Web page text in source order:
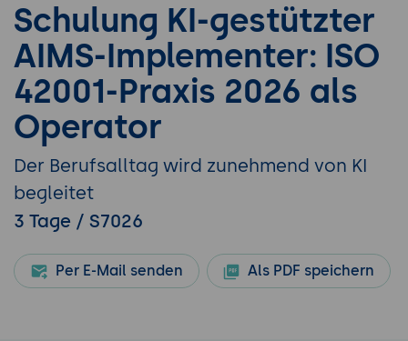
Schulung KI-gestützter
AIMS-Implementer: ISO
42001-Praxis 2026 als
Operator
Der Berufsalltag wird zunehmend von KI
begleitet
3 Tage / S7026
Per E-Mail senden Als PDF speichern